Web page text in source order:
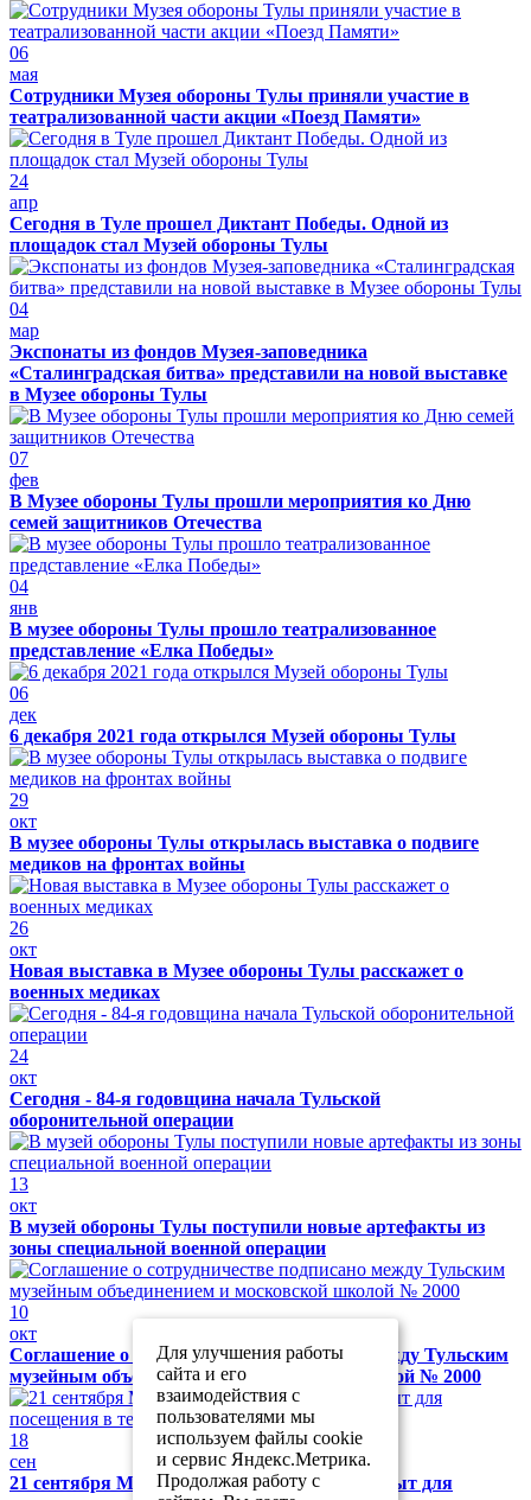
06
мая
Сотрудники Музея обороны Тулы приняли участие в
театрализованной части акции «Поезд Памяти»
24
апр
Сегодня в Туле прошел Диктант Победы. Одной из
площадок стал Музей обороны Тулы
04
мар
Экспонаты из фондов Музея-заповедника
«Сталинградская битва» представили на новой выставке
в Музее обороны Тулы
07
фев
В Музее обороны Тулы прошли мероприятия ко Дню
семей защитников Отечества
04
янв
В музее обороны Тулы прошло театрализованное
представление «Елка Победы»
06
дек
6 декабря 2021 года открылся Музей обороны Тулы
29
окт
В музее обороны Тулы открылась выставка о подвиге
медиков на фронтах войны
26
окт
Новая выставка в Музее обороны Тулы расскажет о
военных медиках
24
окт
Сегодня - 84-я годовщина начала Тульской
оборонительной операции
13
окт
В музей обороны Тулы поступили новые артефакты из
зоны специальной военной операции
10
окт
Соглашение о сотрудничестве подписано между Тульским
музейным объединением и московской школой № 2000
18
сен
21 сентября Музей обороны Тулы будет закрыт для
Для улучшения работы
сайта и его
взаимодействия с
пользователями мы
используем файлы cookie
и сервис Яндекс.Метрика.
Продолжая работу с